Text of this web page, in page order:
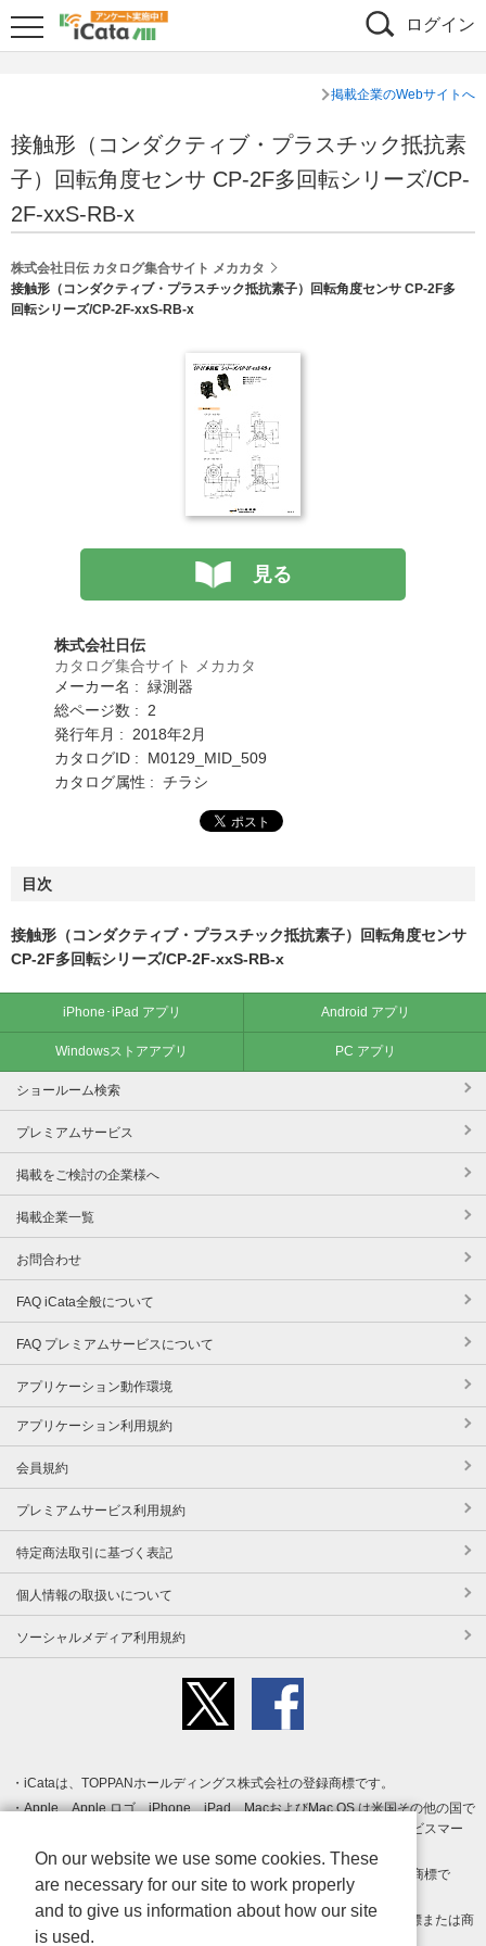
ログイン
掲載企業のWebサイトへ
接触形（コンダクティブ・プラスチック抵抗素
子）回転角度センサ CP-2F多回転シリーズ/CP-
2F-xxS-RB-x
株式会社日伝 カタログ集合サイト メカカタ
接触形（コンダクティブ・プラスチック抵抗素子）回転角度センサ CP-2F多
回転シリーズ/CP-2F-xxS-RB-x
見る
株式会社日伝
カタログ集合サイト メカカタ
メーカー名 : 緑測器
総ページ数 : 2
発行年月 : 2018年2月
カタログID : M0129_MID_509
カタログ属性 : チラシ
目次
接触形（コンダクティブ・プラスチック抵抗素子）回転角度センサ
CP-2F多回転シリーズ/CP-2F-xxS-RB-x
iPhone･iPad アプリ Android アプリ
Windowsストアアプリ PC アプリ
ショールーム検索
プレミアムサービス
掲載をご検討の企業様へ
掲載企業一覧
お問合わせ
FAQ iCata全般について
FAQ プレミアムサービスについて
アプリケーション動作環境
アプリケーション利用規約
会員規約
プレミアムサービス利用規約
特定商法取引に基づく表記
個人情報の取扱いについて
ソーシャルメディア利用規約
iCataは、TOPPANホールディングス株式会社の登録商標です。
Apple、Apple ロゴ、iPhone、iPad、MacおよびMac OS は米国その他の国で
登録された Apple Inc. の商標です。App Store は Apple Inc. のサービスマー
クです。
Android、Google Play および Google Play ロゴ は Google LLC の商標で
す。
Windows は Microsoft Inc.の米国およびその他の国における登録商標または商
標です。
On our website we use some cookies. These
are necessary for our site to work properly
and to give us information about how our site
is used.